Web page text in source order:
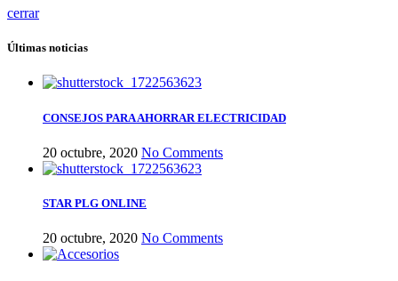
cerrar
Últimas noticias
CONSEJOS PARA AHORRAR ELECTRICIDAD
20 octubre, 2020 No Comments
STAR PLG ONLINE
20 octubre, 2020 No Comments